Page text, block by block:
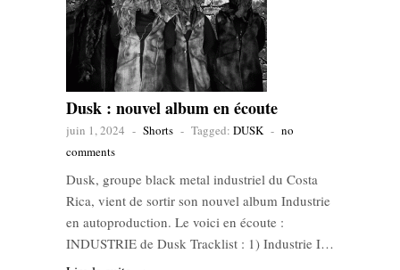
Dusk : nouvel album en écoute
juin 1, 2024 - Shorts - Tagged: DUSK - no
comments
Dusk, groupe black metal industriel du Costa
Rica, vient de sortir son nouvel album Industrie
en autoproduction. Le voici en écoute :
INDUSTRIE de Dusk Tracklist : 1) Industrie I…